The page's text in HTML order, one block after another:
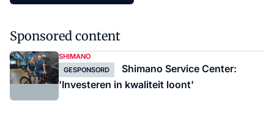
Sponsored content
SHIMANO
GESPONSORD
Shimano Service Center:
'Investeren in kwaliteit loont'